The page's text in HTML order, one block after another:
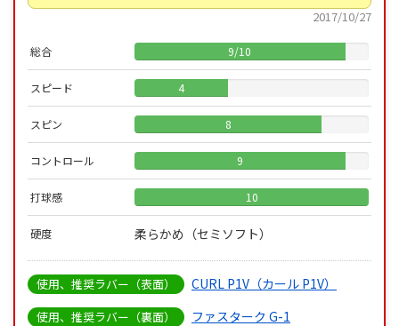
2017/10/27
総合 9/10
スピード 4
スピン 8
コントロール 9
打球感 10
硬度 柔らかめ（セミソフト）
使用、推奨ラバー（表面） CURL P1V（カール P1V）
使用、推奨ラバー（裏面） ファスターク G-1